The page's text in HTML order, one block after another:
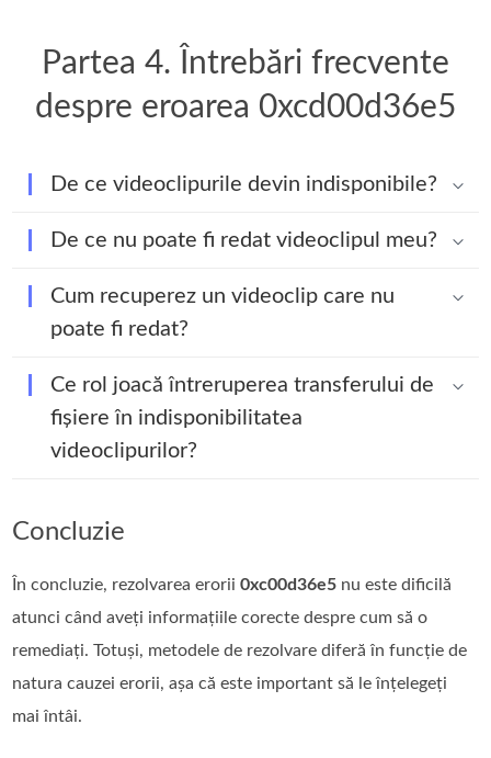
Partea 4. Întrebări frecvente
despre eroarea 0xcd00d36e5
De ce videoclipurile devin indisponibile?
De ce nu poate fi redat videoclipul meu?
Cum recuperez un videoclip care nu
poate fi redat?
Ce rol joacă întreruperea transferului de
fișiere în indisponibilitatea
videoclipurilor?
Concluzie
În concluzie, rezolvarea erorii0xc00d36e5 nu este dificilă
atunci când aveți informațiile corecte despre cum să o
remediați. Totuși, metodele de rezolvare diferă în funcție de
natura cauzei erorii, așa că este important să le înțelegeți
mai întâi.